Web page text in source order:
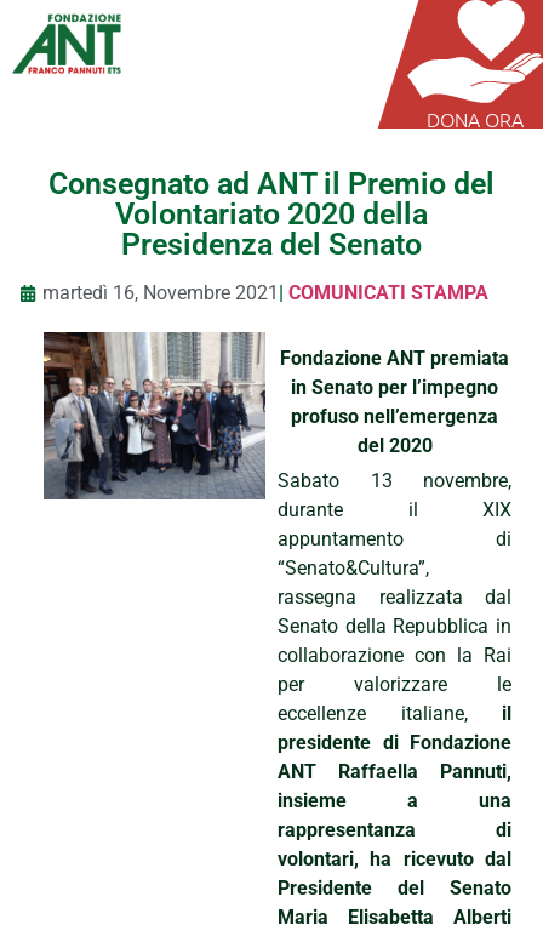
DONA ORA
Consegnato ad ANT il Premio del
Volontariato 2020 della
Presidenza del Senato
martedì 16, Novembre 2021 COMUNICATI STAMPA
Fondazione ANT premiata
in Senato per l’impegno
profuso nell’emergenza
del 2020
Sabato 13 novembre,
durante il XIX
appuntamento di
“Senato&Cultura”,
rassegna realizzata dal
Senato della Repubblica in
collaborazione con la Rai
per valorizzare le
eccellenze italiane, il
presidente di Fondazione
ANT Raffaella Pannuti,
insieme a una
rappresentanza di
volontari, ha ricevuto dal
Presidente del Senato
Maria Elisabetta Alberti